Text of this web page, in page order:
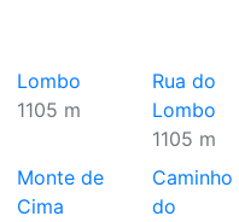
Lombo
1105 m
Rua do
Lombo
1105 m
Monte de
Cima
Caminho
do